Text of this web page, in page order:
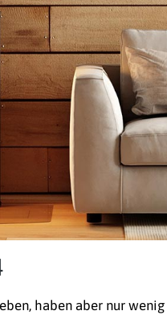
haben aber nur